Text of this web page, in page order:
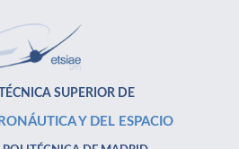
SUPERIOR DE
Y DEL ESPACIO